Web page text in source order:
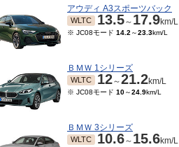
アウディ A3スポーツバック
WLTC 13.5～ 17.9km/L
※ JC08モード 14.2 ～23.3km/L
ＢＭＷ 1シリーズ
WLTC 12～21.2km/L
※ JC08モード 10～24.9km/L
ＢＭＷ 3シリーズ
WLTC 10.6～ 15.6km/L